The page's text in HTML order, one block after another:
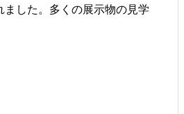
した。多くの展示物の見学